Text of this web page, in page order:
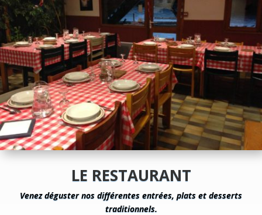
LE RESTAURANT
Venez déguster nos différentes entrées, plats et desserts
traditionnels.